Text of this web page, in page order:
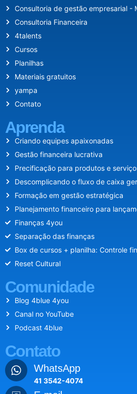
Consultoria de gestão empresarial -
Consultoria Financeira
4talents
Cursos
Planilhas
Materiais gratuitos
yampa
Contato
Aprenda
Criando equipes apaixonadas
Gestão financeira lucrativa
Precificação para produtos e
Descomplicando o fluxo de caixa
Formação em gestão estratégica
Planejamento financeiro para
Finanças 4you
Separação das finanças
Box de cursos + planilha: Controle
Reset Cultural
Comunidade
Blog 4blue 4you
Canal no YouTube
Podcast 4blue
Contato
WhatsApp
41 3542-4074